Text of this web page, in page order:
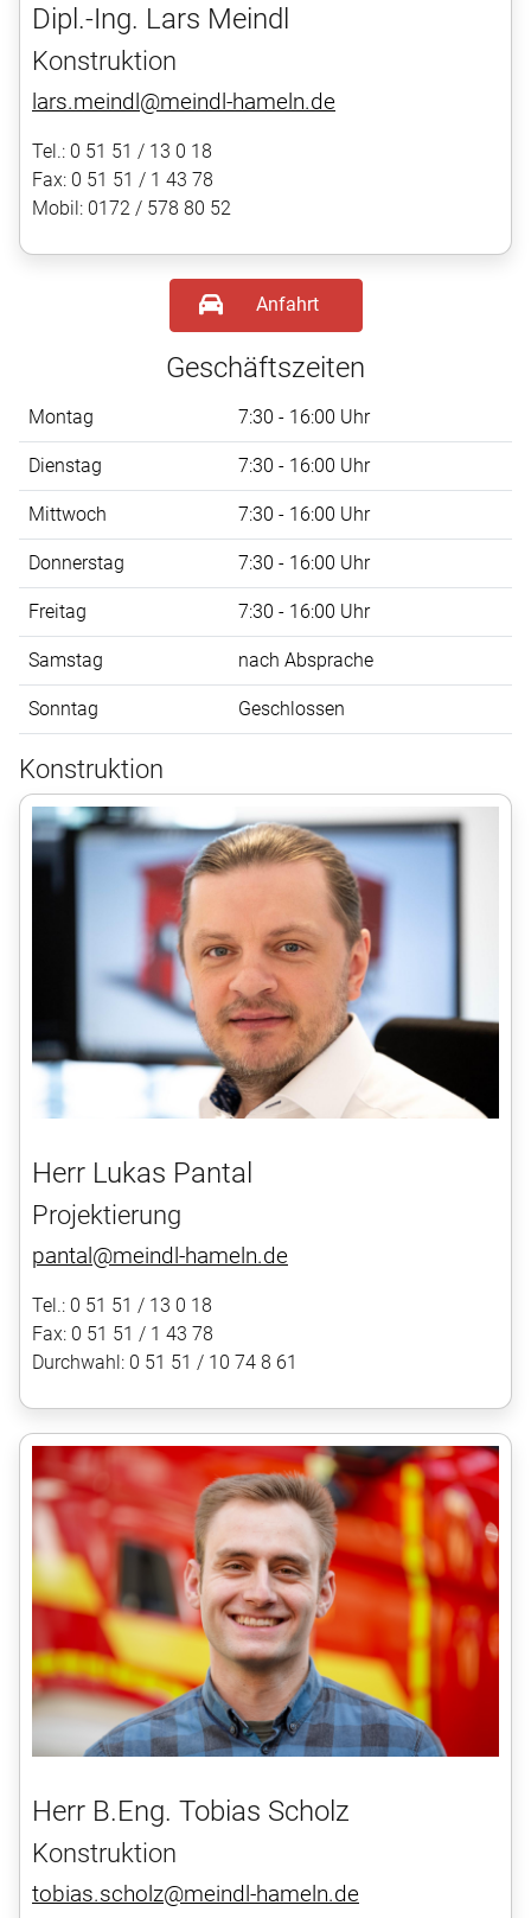
Dipl.-Ing. Lars Meindl
Konstruktion
lars.meindl@meindl-hameln.de
Tel.: 0 51 51 / 13 0 18
Fax: 0 51 51 / 1 43 78
Mobil: 0172 / 578 80 52
Anfahrt
Geschäftszeiten
Montag 7:30 - 16:00 Uhr
Dienstag 7:30 - 16:00 Uhr
Mittwoch 7:30 - 16:00 Uhr
Donnerstag 7:30 - 16:00 Uhr
Freitag 7:30 - 16:00 Uhr
Samstag nach Absprache
Sonntag Geschlossen
Konstruktion
Herr Lukas Pantal
Projektierung
pantal@meindl-hameln.de
Tel.: 0 51 51 / 13 0 18
Fax: 0 51 51 / 1 43 78
Durchwahl: 0 51 51 / 10 74 8 61
Herr B.Eng. Tobias Scholz
Konstruktion
tobias.scholz@meindl-hameln.de